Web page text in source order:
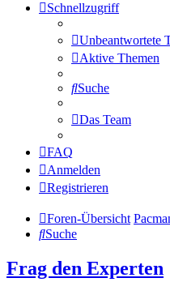
Schnellzugriff
Unbeantwortete
Aktive Themen
Suche
Das Team
FAQ
Anmelden
Registrieren
Foren-Übersicht
Suche
Frag den Experten